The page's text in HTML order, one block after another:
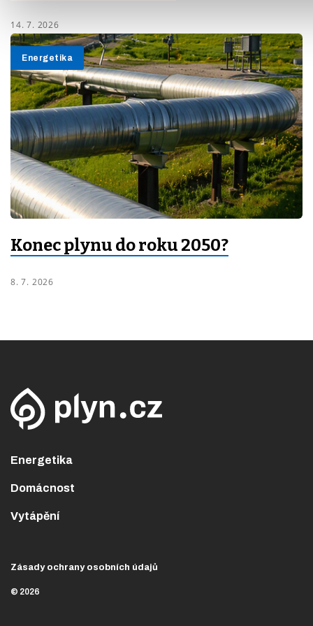
14. 7. 2026
Energetika
Konec plynu do roku 2050?
8. 7. 2026
Energetika
Domácnost
Vytápění
Zásady ochrany osobních údajů
© 2026